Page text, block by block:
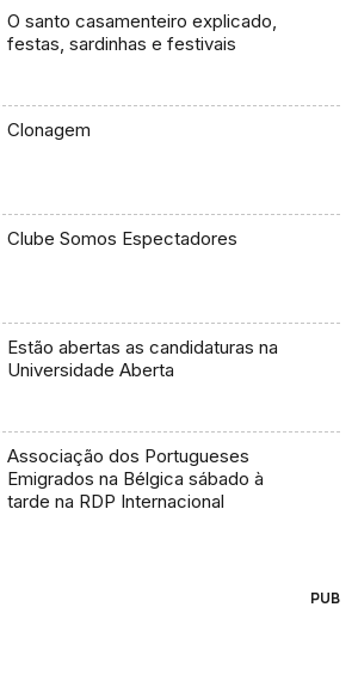
O santo casamenteiro explicado,
festas, sardinhas e festivais
Clonagem
Clube Somos Espectadores
Estão abertas as candidaturas na
Universidade Aberta
Associação dos Portugueses
Emigrados na Bélgica sábado à
tarde na RDP Internacional
PUB